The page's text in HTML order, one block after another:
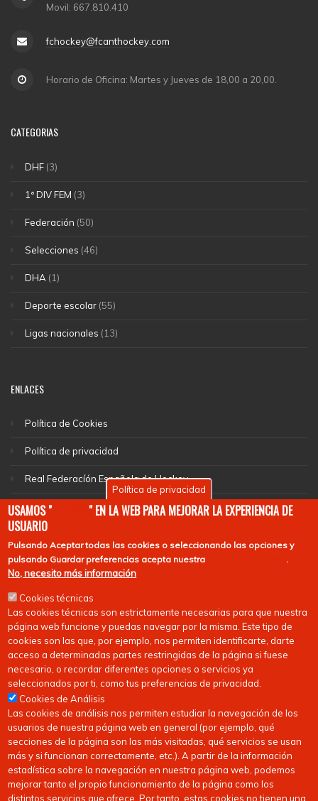
Movil: 667.810.410
fchockey@fcanthockey.com
Horario de Oficina: Martes y Jueves de 18,00 a 20,00.
CATEGORIAS
DHF (3)
1ª DIV FEM (3)
Federación (50)
Selecciones (46)
DHA (1)
Deporte escolar (55)
Ligas nacionales (13)
ENLACES
Política de Cookies
Política de privacidad
Real Federacíón Española de Hockey
EuroHockey
Política de privacidad
USAMOS "COOKIES " EN LA WEB PARA MEJORAR LA EXPERIENCIA DE
USUARIO
PulsandoAceptar todas las cookies o seleccionando las opciones y
pulsando Guardar preferencias acepta nuestra .
No, necesito más información
Cookies técnicas
Las cookies técnicas son estrictamente necesarias para que nuestra
página web funcione y puedas navegar por la misma. Este tipo de
cookies son las que, por ejemplo, nos permiten identificarte, darte
acceso a determinadas partes restringidas de la página si fuese
necesario, o recordar diferentes opciones o servicios ya
seleccionados por ti, como tus preferencias de privacidad.
Cookies de Análisis
Las cookies de análisis nos permiten estudiar la navegación de los
usuarios de nuestra página web en general (por ejemplo, qué
secciones de la página son las más visitadas, qué servicios se usan
más y si funcionan correctamente, etc.). A partir de la información
estadística sobre la navegación en nuestra página web, podemos
mejorar tanto el propio funcionamiento de la página como los
distintos servicios que ofrece. Por tanto, estas cookies no tienen una